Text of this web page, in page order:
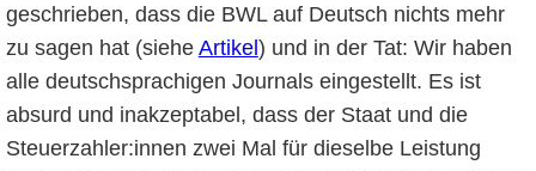
geschrieben, dass die BWL auf Deutsch nichts mehr
zu sagen hat (siehe Artikel) und in der Tat: Wir haben
alle deutschsprachigen Journals eingestellt. Es ist
absurd und inakzeptabel, dass der Staat und die
Steuerzahler:innen zwei Mal für dieselbe Leistung